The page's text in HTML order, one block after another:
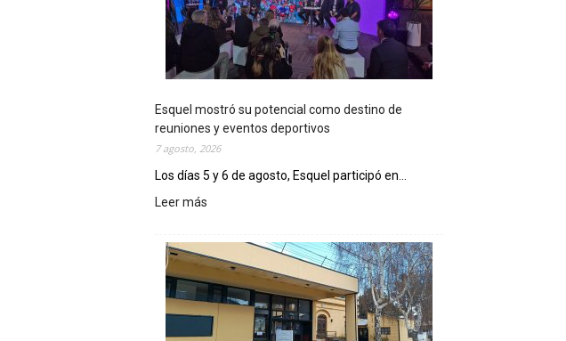
Esquel mostró su potencial como destino de
reuniones y eventos deportivos
7 agosto, 2026
Los días 5 y 6 de agosto, Esquel participó en...
Leer más
s
q
u
e
l
m